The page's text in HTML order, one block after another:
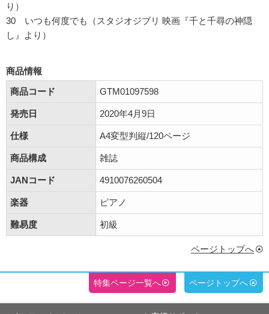
り）
30 いつも何度でも（スタジオジブリ 映画『千と千尋の神隠
し』より）
商品情報
商品コード
GTM01097598
発売日 2020年4月9日
仕様 A4変型判縦/120ページ
商品構成 雑誌
JANコード 4910076260504
楽器 ピアノ
難易度 初級
ページトップへ
特集ページ一覧へ ページトップへ